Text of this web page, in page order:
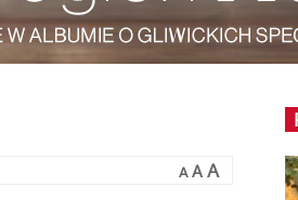
A A A